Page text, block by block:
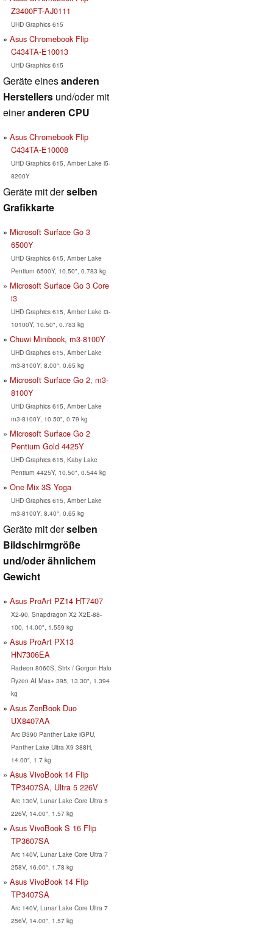
Z3400FT-AJ0111
UHD Graphics 615
Asus Chromebook Flip
C434TA-E10013
UHD Graphics 615
Geräte einesanderen
Herstellers und/oder mit
eineranderen CPU
Asus Chromebook Flip
C434TA-E10008
UHD Graphics 615, Amber Lake i5-
8200Y
Geräte mit derselben
Grafikkarte
Microsoft Surface Go 3
6500Y
UHD Graphics 615, Amber Lake
Pentium 6500Y, 10.50", 0.783 kg
Microsoft Surface Go 3 Core
i3
UHD Graphics 615, Amber Lake i3-
10100Y, 10.50", 0.783 kg
Chuwi Minibook, m3-8100Y
UHD Graphics 615, Amber Lake
m3-8100Y, 8.00", 0.65 kg
Microsoft Surface Go 2, m3-
8100Y
UHD Graphics 615, Amber Lake
m3-8100Y, 10.50", 0.79 kg
Microsoft Surface Go 2
Pentium Gold 4425Y
UHD Graphics 615, Kaby Lake
Pentium 4425Y, 10.50", 0.544 kg
One Mix 3S Yoga
UHD Graphics 615, Amber Lake
m3-8100Y, 8.40", 0.65 kg
Geräte mit derselben
Bildschirmgröße
und/oder ähnlichem
Gewicht
Asus ProArt PZ14 HT7407
X2-90, Snapdragon X2 X2E-88-
100, 14.00", 1.559 kg
Asus ProArt PX13
HN7306EA
Radeon 8060S, Strix / Gorgon Halo
Ryzen AI Max+ 395, 13.30", 1.394
kg
Asus ZenBook Duo
UX8407AA
Arc B390 Panther Lake iGPU,
Panther Lake Ultra X9 388H,
14.00", 1.7 kg
Asus VivoBook 14 Flip
TP3407SA, Ultra 5 226V
Arc 130V, Lunar Lake Core Ultra 5
226V, 14.00", 1.57 kg
Asus VivoBook S 16 Flip
TP3607SA
Arc 140V, Lunar Lake Core Ultra 7
258V, 16.00", 1.78 kg
Asus VivoBook 14 Flip
TP3407SA
Arc 140V, Lunar Lake Core Ultra 7
256V, 14.00", 1.57 kg